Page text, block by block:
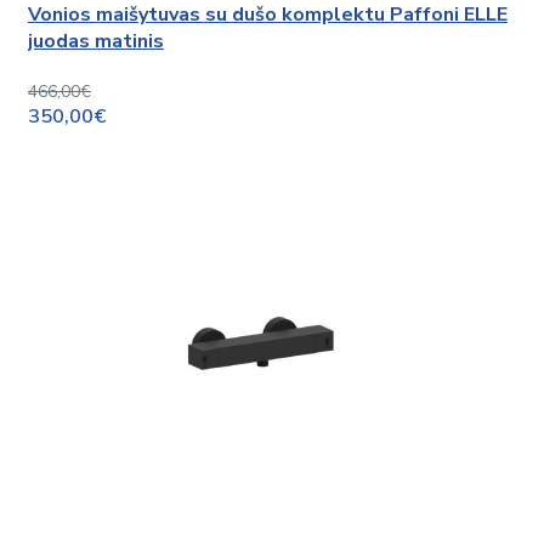
Vonios maišytuvas su dušo komplektu Paffoni ELLE
juodas matinis
466,00€
350,00€